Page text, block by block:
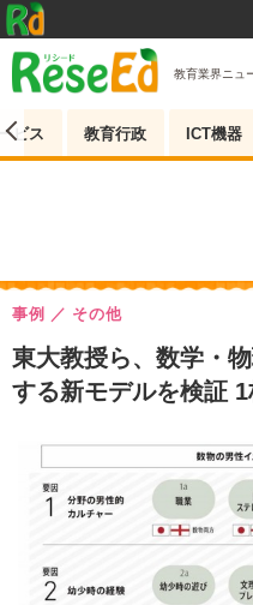
教育業界ニュ
ビス 教育行政 ICT機器
東大教授ら、数学・
する新モデルを検証
事例 その他